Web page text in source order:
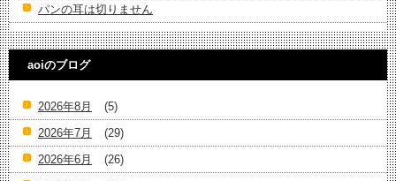
パンの耳は切りません
aoiのブログ
2026年8月
(5)
2026年7月
(29)
2026年6月
(26)